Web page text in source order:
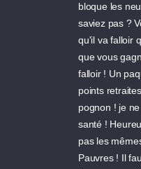
bloque les
saviez pas ?
qu'il va falloir
que vous
falloir ! Un
points
pognon ! je
santé !
pas les
Pauvres ! Il